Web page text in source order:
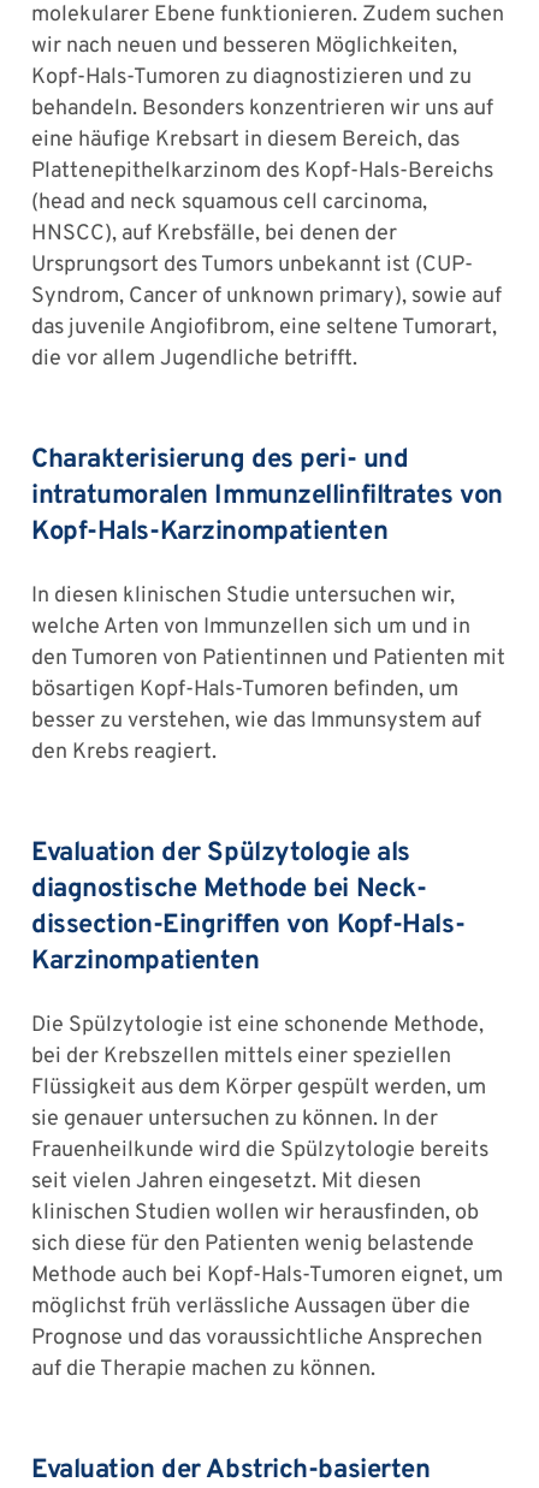
molekularer Ebene funktionieren. Zudem suchen
wir nach neuen und besseren Möglichkeiten,
Kopf-Hals-Tumoren zu diagnostizieren und zu
behandeln. Besonders konzentrieren wir uns auf
eine häufige Krebsart in diesem Bereich, das
Plattenepithelkarzinom des Kopf-Hals-Bereichs
(head and neck squamous cell carcinoma,
HNSCC), auf Krebsfälle, bei denen der
Ursprungsort des Tumors unbekannt ist (CUP-
Syndrom, Cancer of unknown primary), sowie auf
das juvenile Angiofibrom, eine seltene Tumorart,
die vor allem Jugendliche betrifft.
Charakterisierung des peri- und
intratumoralen Immunzellinfiltrates von
Kopf-Hals-Karzinompatienten
In diesen klinischen Studie untersuchen wir,
welche Arten von Immunzellen sich um und in
den Tumoren von Patientinnen und Patienten mit
bösartigen Kopf-Hals-Tumoren befinden, um
besser zu verstehen, wie das Immunsystem auf
den Krebs reagiert.
Evaluation der Spülzytologie als
diagnostische Methode bei Neck-
dissection-Eingriffen von Kopf-Hals-
Karzinompatienten
Die Spülzytologie ist eine schonende Methode,
bei der Krebszellen mittels einer speziellen
Flüssigkeit aus dem Körper gespült werden, um
sie genauer untersuchen zu können. In der
Frauenheilkunde wird die Spülzytologie bereits
seit vielen Jahren eingesetzt. Mit diesen
klinischen Studien wollen wir herausfinden, ob
sich diese für den Patienten wenig belastende
Methode auch bei Kopf-Hals-Tumoren eignet, um
möglichst früh verlässliche Aussagen über die
Prognose und das voraussichtliche Ansprechen
auf die Therapie machen zu können.
Evaluation der Abstrich-basierten